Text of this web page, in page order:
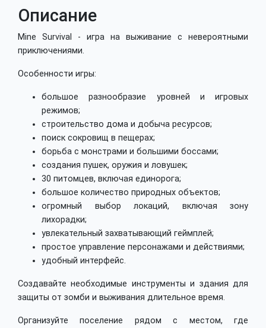
Описание
Mine Survival - игра на выживание с невероятными
приключениями.
Особенности игры:
большое разнообразие уровней и игровых
режимов;
строительство дома и добыча ресурсов;
поиск сокровищ в пещерах;
борьба с монстрами и большими боссами;
создания пушек, оружия и ловушек;
30 питомцев, включая единорога;
большое количество природных объектов;
огромный выбор локаций, включая зону
лихорадки;
увлекательный захватывающий геймплей;
простое управление персонажами и действиями;
удобный интерфейс.
Создавайте необходимые инструменты и здания для
защиты от зомби и выживания длительное время.
Организуйте поселение рядом с местом, где